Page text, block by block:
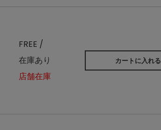
FREE /
在庫あり
店舗在庫
カートに入れる